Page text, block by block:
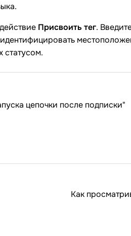
Присвоить тег.
статусом.
цепочки после подписки"
Как